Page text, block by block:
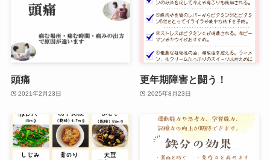
頭痛
2021年2月23日
更年期障害と闘う！
2025年8月23日